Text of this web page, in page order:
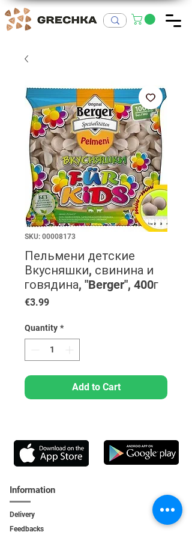
SKU: 00008173
Пельмени детские
Вкусняшки, свинина и
говядина, "Berger", 400г
€3.99Price
Quantity *
Add to Cart
Information
Delivery
Feedbacks